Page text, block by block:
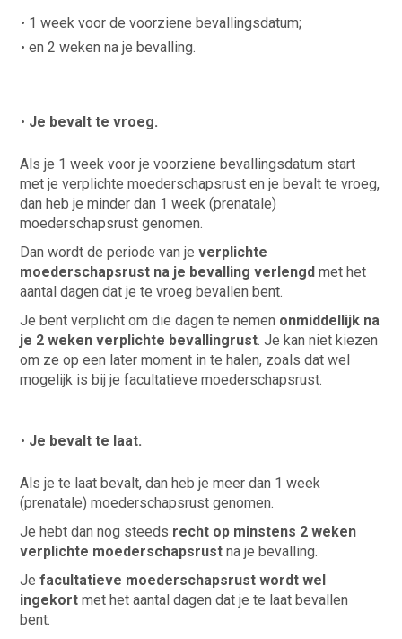
1 week voor de voorziene bevallingsdatum;
en 2 weken na je bevalling.
Je bevalt te vroeg.
Als je 1 week voor je voorziene bevallingsdatum start
met je verplichte moederschapsrust en je bevalt te vroeg,
dan heb je minder dan 1 week (prenatale)
moederschapsrust genomen.
Dan wordt de periode van jeverplichte
moederschapsrust na je bevalling verlengd met het
aantal dagen dat je te vroeg bevallen bent.
Je bent verplicht om die dagen te nemen onmiddellijk na
je 2 weken verplichte bevallingrust. Je kan niet kiezen
om ze op een later moment in te halen, zoals dat wel
mogelijk is bij je facultatieve moederschapsrust.
Je bevalt te laat.
Als je te laat bevalt, dan heb je meer dan 1 week
(prenatale) moederschapsrust genomen.
Je hebt dan nog steeds recht op minstens 2 weken
verplichte moederschapsrustna je bevalling.
Jefacultatieve moederschapsrust wordt wel
ingekort met het aantal dagen dat je te laat bevallen
bent.